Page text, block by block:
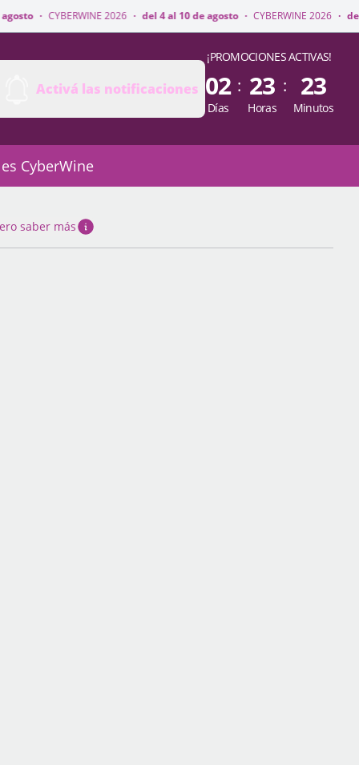
2026 · del 4 al 10 de agosto · CYBERWINE 2026 · del 4 al 10 de
Activá las notificaciones
¡PROMOCIONES ACTIVAS!
02
Días
: 23
Horas
: 23
Minutos
CyberWine
saber más